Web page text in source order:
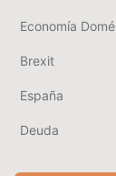
Economía
Brexit
España
Deuda